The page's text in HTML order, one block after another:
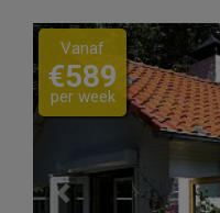
Previous
Vanaf
€589
per week